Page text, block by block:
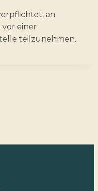
an
einer
teilzunehmen.